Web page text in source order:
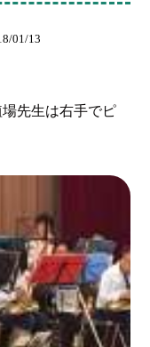
01/13
先生は右手でピ